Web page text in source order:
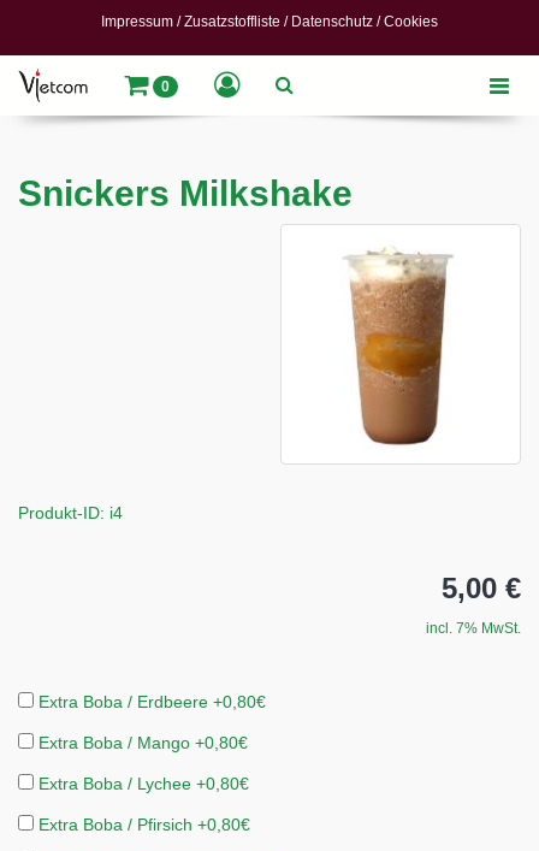
Impressum / Zusatzstoffliste / Datenschutz / Cookies
Toggle
0
Snickers Milkshake
Produkt-ID: i4
5,00 €
incl. 7% MwSt.
Extra Boba / Erdbeere +0,80€
Extra Boba / Mango +0,80€
Extra Boba / Lychee +0,80€
Extra Boba / Pfirsich +0,80€